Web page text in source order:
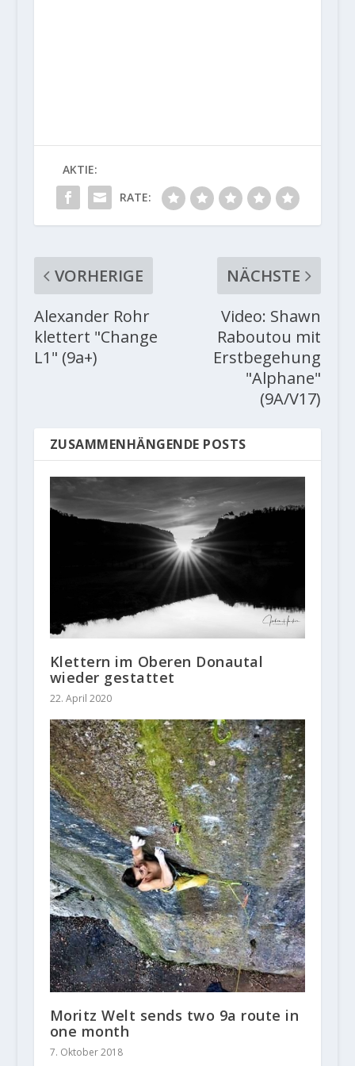
AKTIE:
RATE:
VORHERIGE
Alexander Rohr
klettert "Change
L1" (9a+)
NÄCHSTE
Video: Shawn
Raboutou mit
Erstbegehung
"Alphane"
(9A/V17)
ZUSAMMENHÄNGENDE POSTS
Klettern im Oberen Donautal
wieder gestattet
22. April 2020
Moritz Welt sends two 9a route in
one month
7. Oktober 2018